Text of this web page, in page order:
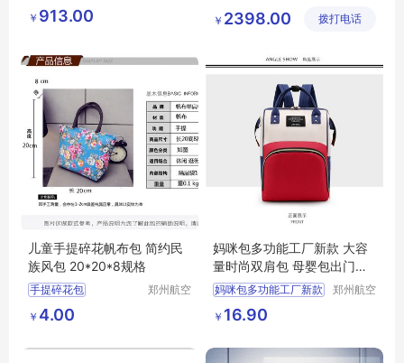
￥ 913.00
有限公司
￥ 2398.00 拨打电话
儿童手提碎花帆布包 简约民
族风包 20*20*8规格
手提碎花包
简约民族风包
碎花小帆布包
郑州航空
￥ 4.00
妈咪包多功能工厂新款 大容
量时尚双肩包 母婴包出门奶
瓶尿片背包
妈咪包多功能工厂新款
大容量时尚双肩包
郑州航空
￥ 16.90